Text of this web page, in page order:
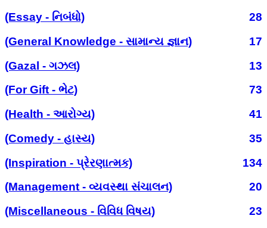
(Essay - નિબંધો)
28
(General Knowledge - સામાન્ય જ્ઞાન)
17
(Gazal - ગઝલ)
13
(For Gift - ભેટ)
73
(Health - આરોગ્ય)
41
(Comedy - હાસ્ય)
35
(Inspiration - પ્રેરણાત્મક)
134
(Management - વ્યવસ્થા સંચાલન)
20
(Miscellaneous - વિવિધ વિષય)
23